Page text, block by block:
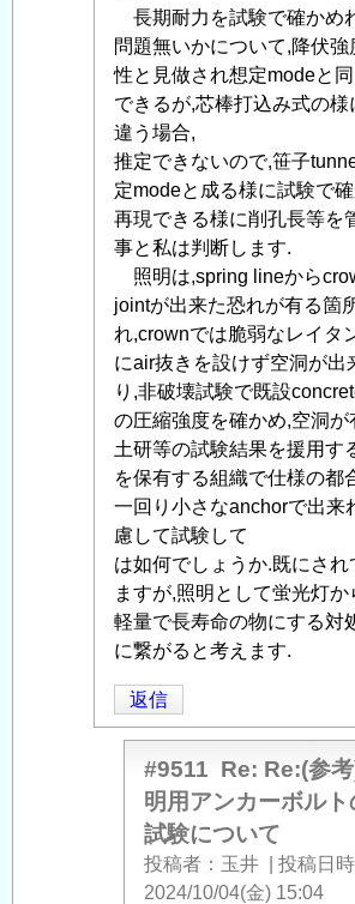
(参
考)
ト
ン
ネ
ル
照
明
用
ン
カ
ー
ボ
ル
ト
の
現
地
引
抜
試
験
つ
い
」
長期耐力を試験で確かめ
問題無いかについて,降伏
性と見做され想定modeと
できるが,芯棒打込み式の様
違う場合,
推定できないので,笹子
定modeと成る様に試験で
再現できる様に削孔長等を
事と私は判断します.
照明は,spring lineから
jointが出来た恐れが有る箇
れ,crownでは脆弱なレイタ
にair抜きを設けず空洞が出
り,非破壊試験で既設
の圧縮強度を確かめ,空洞が
土研等の試験結果を援用す
を保有する組織で仕様の都
一回り小さなanchorで出来
慮して試験して
は如何でしょうか.既にされ
ますが,照明として蛍光灯か
軽量で長寿命の物にする対
に繋がると考えます.
返信
#9511 Re: Re:(参
明用アンカーボル
試験について
投稿者 玉井
投稿日時
2024/10/04(金) 15:04